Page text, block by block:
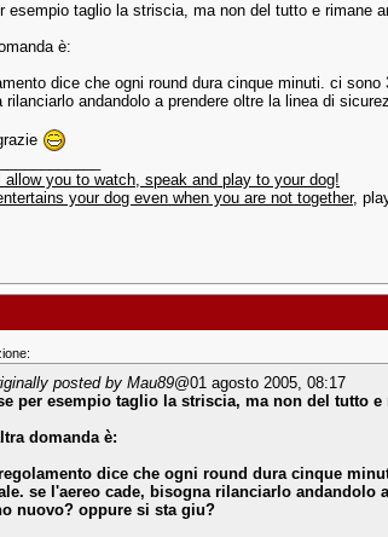
esempio taglio la striscia, ma non del tutto e rimane
è:
dice che ogni round dura cinque minuti. ci
rilanciarlo andandolo a prendere oltre la linea di
allow you to watch, speak and play to your dog!
your dog even when you are not together,
posted by Mau89@01 agosto 2005, 08:17
per esempio taglio la striscia, ma non del tutto
domanda è:
dice che ogni round dura cinque
se l'aereo cade, bisogna rilanciarlo andandolo
nuovo? oppure si sta giu?